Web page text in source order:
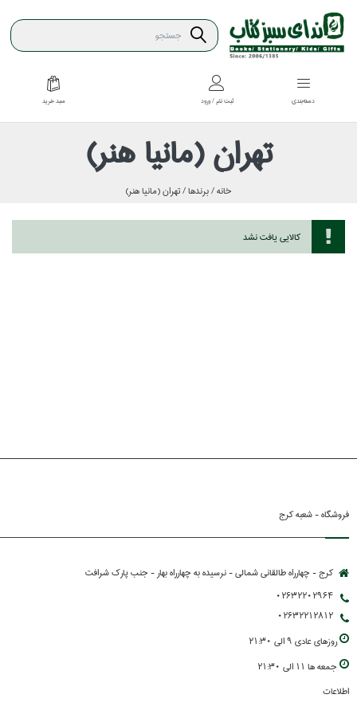
دسته‌بندي ثبت نام / ورود سبد خريد
تهران (مانيا هنر)
خانه /برندها /تهران (مانيا هنر)
كالايي يافت نشد
فروشگاه - شعبه کرج
کرج - چهارراه طالقانی شمالی - نرسیده به چهارراه بهار - جنب پارك شرافت
02632202964
02632212812
روزهاي عادي 9 الي 21:30
جمعه ها 11 الي 21:30
اطلاعات